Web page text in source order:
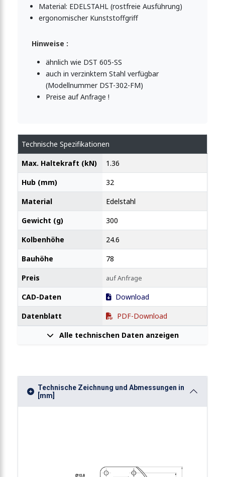
3000N
mit schmalem Flanschfuss 2000N
Material: EDELSTAHL (rostfreie Ausführung)
ergonomischer Kunststoffgriff
Hinweise :
ähnlich wie DST 605-SS
auch in verzinktem Stahl verfügbar
(Modellnummer DST-302-FM)
Preise auf Anfrage !
Technische Spezifikationen
Max. Haltekraft (kN)
1.36
Hub (mm)
32
Material
Edelstahl
Gewicht (g)
300
Kolbenhöhe
24.6
Bauhöhe
78
Preis
auf Anfrage
CAD-Daten
Download
Datenblatt
PDF-Download
Alle technischen Daten anzeigen
Technische Zeichnung und Abmessungen in
[mm]